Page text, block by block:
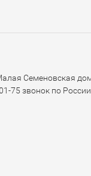
Семеновская
75 звонок по России